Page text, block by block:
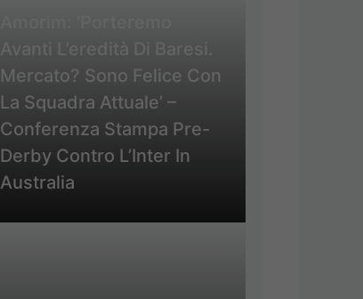
Avanti L’eredità Di Baresi.
Mercato? Sono Felice Con
La Squadra Attuale’ –
Conferenza Stampa Pre-
Derby Contro L’Inter In
Australia